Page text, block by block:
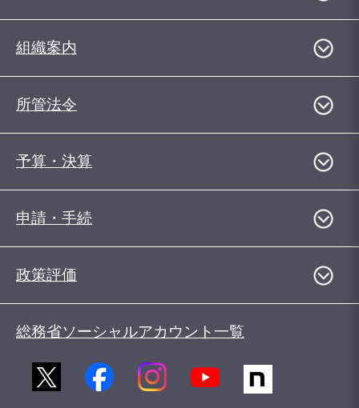
組織案内
所管法令
予算・決算
申請・手続
政策評価
総務省ソーシャルアカウント一覧